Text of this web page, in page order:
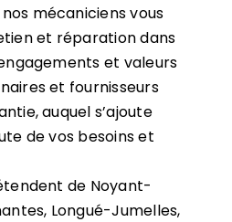
mécaniciens vous
et réparation dans
et valeurs
et fournisseurs
auquel s’ajoute
de vos besoins et
de Noyant-
Longué-Jumelles,